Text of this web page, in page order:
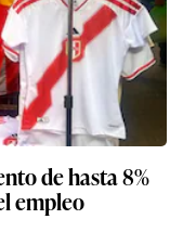
de hasta 8%
empleo